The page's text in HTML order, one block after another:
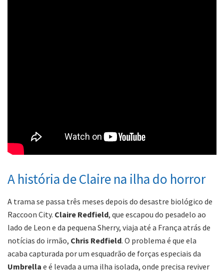
A história de Claire na ilha do horror
A trama se passa três meses depois do desastre biológico de
Raccoon City. Claire Redfield, que escapou do pesadelo ao
lado de Leon e da pequena Sherry, viaja até a França atrás de
notícias do irmão, Chris Redfield. O problema é que ela
acaba capturada por um esquadrão de forças especiais da
Umbrella e é levada a uma ilha isolada, onde precisa reviver